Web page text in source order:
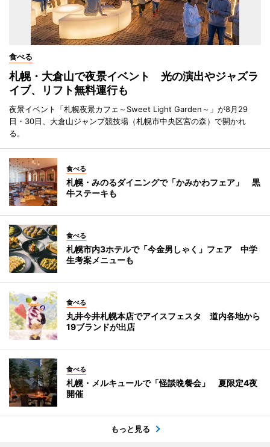
食べる
札幌・大倉山で夜景イベント 光の演出やジャズラ
イブ、リフト無料運行も
夜景イベント「札幌夜景カフェ～Sweet Light Garden～」が8月29
日・30日、大倉山ジャンプ競技場（札幌市中央区宮の森）で開かれ
る。
食べる
札幌・みのるダイニングで「かみかわフェア」 黒
牛ステーキも
食べる
札幌市内3ホテルで「今金男しゃく」フェア 中学
生考案メニューも
食べる
丸井今井札幌本店でアイスフェスタ 道内各地から
19ブランドが出店
食べる
札幌・メルキュールで「怪談晩餐会」 夏限定4夜
開催
もっと見る